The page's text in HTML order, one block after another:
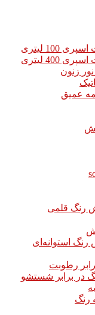
لیتری
لیتری
زنون
عمیق
رنگ قلمی
استوانه‌ای
رطوبت
در برابر شستشو
رنگ